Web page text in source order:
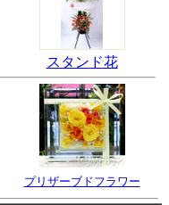
スタンド花
プリザーブドフラワー